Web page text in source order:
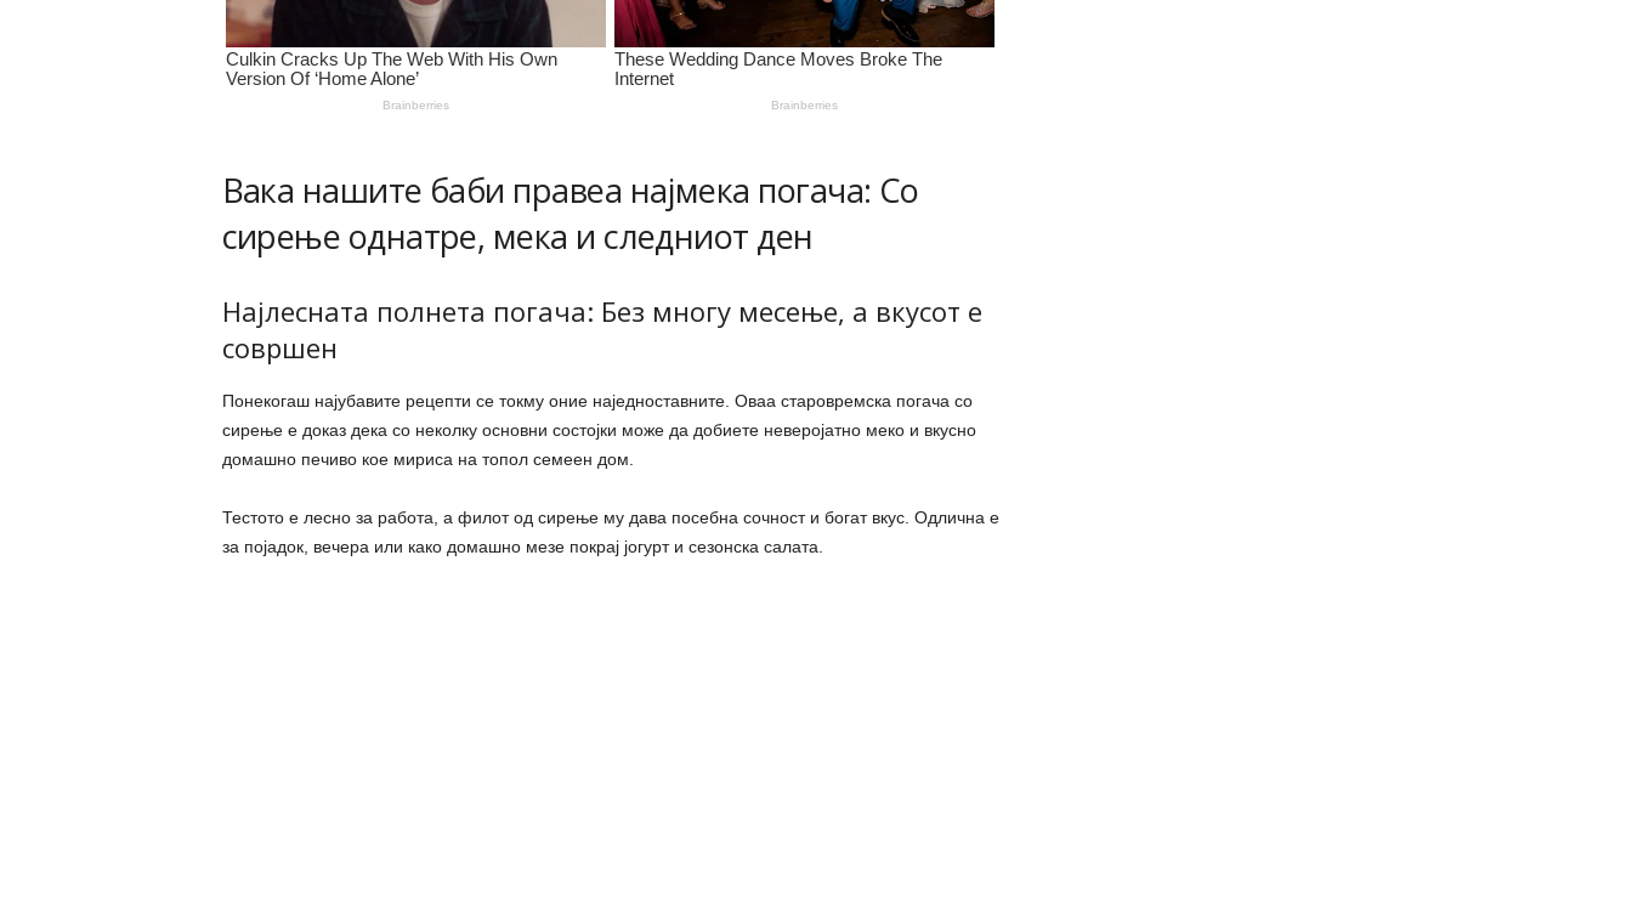
Вака нашите баби правеа најмека погача: Со
сирење однатре, мека и следниот ден
Најлесната полнета погача: Без многу месење, а вкусот е
совршен
Понекогаш најубавите рецепти се токму оние наједноставните. Оваа старовремска погача со
сирење е доказ дека со неколку основни состојки може да добиете неверојатно меко и вкусно
домашно печиво кое мириса на топол семеен дом.
Тестото е лесно за работа, а филот од сирење му дава посебна сочност и богат вкус. Одлична е
за појадок, вечера или како домашно мезе покрај јогурт и сезонска салата.